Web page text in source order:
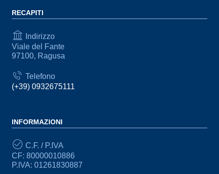
RECAPITI
Indirizzo
Viale del Fante
97100, Ragusa
Telefono
(+39) 0932675111
INFORMAZIONI
C.F. / P.IVA
CF: 80000010886
P.IVA: 01261830887